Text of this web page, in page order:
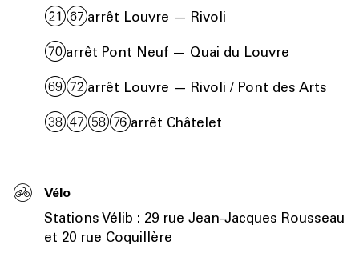
arrêt Louvre — Rivoli
arrêt Pont Neuf — Quai du Louvre
arrêt Louvre — Rivoli / Pont des Arts
arrêt Châtelet
Vélo
Stations Vélib : 29 rue Jean-Jacques Rousseau
et 20 rue Coquillère